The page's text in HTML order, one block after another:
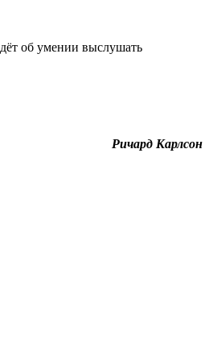
об умении выслушать
Ричард Карлсон